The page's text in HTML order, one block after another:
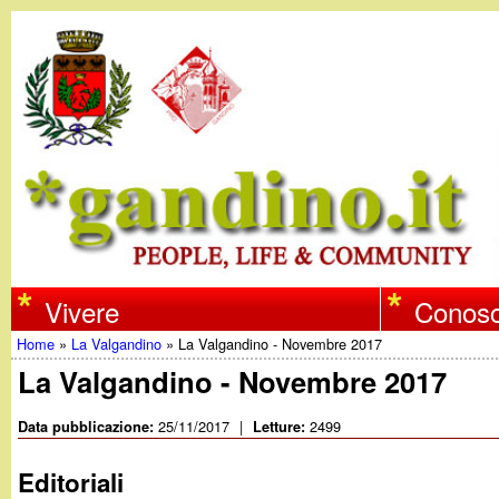
w
w
w
.
Vivere
Tu
sei
Home » La Valgandino » La Valgandino - Novembre 2017
La Valgandino - Novembre 2017
Data pubblicazione:25/11/2017 | Letture:2499
Editoriali